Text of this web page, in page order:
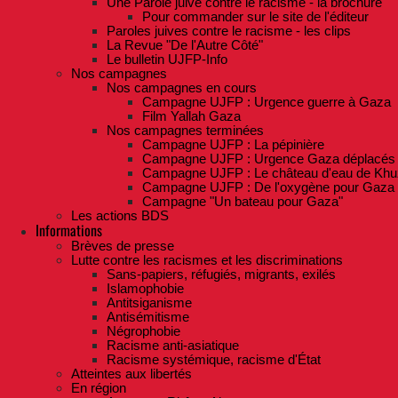
Pour commander sur le site de l'éditeur
Paroles juives contre le racisme - les clips
La Revue "De l'Autre Côté"
Le bulletin UJFP-Info
Nos campagnes
Nos campagnes en cours
Campagne UJFP : Urgence guerre à Gaza
Film Yallah Gaza
Nos campagnes terminées
Campagne UJFP : La pépinière
Campagne UJFP : Urgence Gaza déplacés
Campagne UJFP : Le château d'eau de
Campagne UJFP : De l'oxygène pour Gaza
Campagne "Un bateau pour Gaza"
Les actions BDS
Informations
Brèves de presse
Lutte contre les racismes et les discriminations
Sans-papiers, réfugiés, migrants, exilés
Islamophobie
Antitsiganisme
Antisémitisme
Négrophobie
Racisme anti-asiatique
Racisme systémique, racisme d'État
Atteintes aux libertés
En région